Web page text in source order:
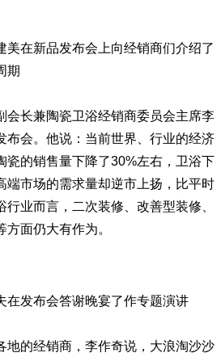
美在新品发布会上向经销商们介绍了
期
会长兼陶瓷卫浴经销商委员会主席李
布会。他说：当前世界、行业的经济
瓷的销售量下降了30%左右，卫浴下
端市场的需求量却逆市上扬，比平时
业而言，二次装修、改善型装修、
面仍大有作为。
在发布会答谢晚宴了作专题演讲
地的经销商，李作奇说，大浪淘沙沙